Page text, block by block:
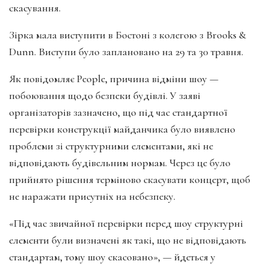
скасування.
Зірка мала виступити в Бостоні з колегою з Brooks &
Dunn. Виступи було заплановано на 29 та 30 травня.
Як повідомляє People, причина відміни шоу —
побоювання щодо безпеки будівлі. У заяві
організаторів зазначено, що під час стандартної
перевірки конструкції майданчика було виявлено
проблеми зі структурними елементами, які не
відповідають будівельним нормам. Через це було
прийнято рішення терміново скасувати концерт, щоб
не наражати присутніх на небезпеку.
«Під час звичайної перевірки перед шоу структурні
елементи були визначені як такі, що не відповідають
стандартам, тому шоу скасовано», — йдеться у